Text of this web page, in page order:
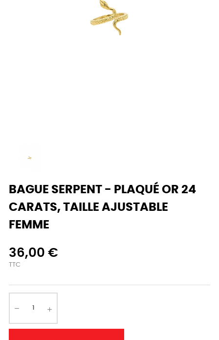
BAGUE SERPENT - PLAQUÉ OR 24
CARATS, TAILLE AJUSTABLE
FEMME
36,00 €
TTC